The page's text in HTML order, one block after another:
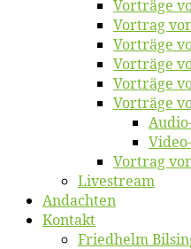
Vor­trä­ge
Vor­trag
Vor­trä­ge
Vor­trä­ge
Vor­trä­ge
Vor­trä­ge
Vor­trag
Live­stream
An­dach­ten
Kon­takt
Fried­helm